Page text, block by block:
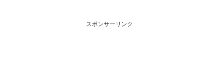
スポンサーリンク